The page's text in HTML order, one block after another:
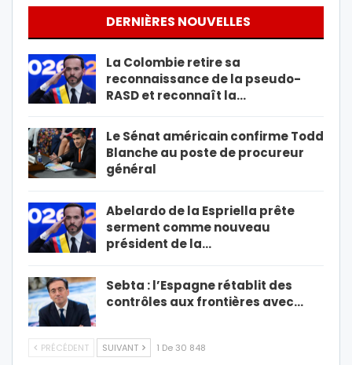
DERNIÈRES NOUVELLES
La Colombie retire sa
reconnaissance de la pseudo-
RASD et reconnaît la…
Le Sénat américain confirme Todd
Blanche au poste de procureur
général
Abelardo de la Espriella prête
serment comme nouveau
président de la…
Sebta : l’Espagne rétablit des
contrôles aux frontières avec…
PRÉCÉDENT SUIVANT 1 De 30 848